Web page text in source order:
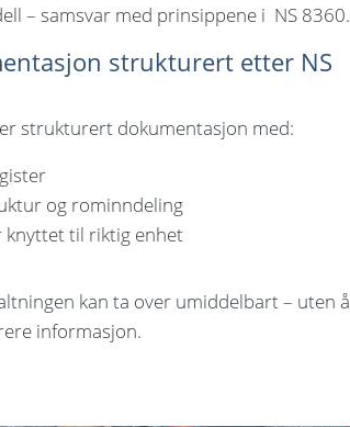
– samsvar med prinsippene i NS 8360.
strukturert etter NS
strukturert dokumentasjon med:
og rominndeling
knyttet til riktig enhet
kan ta over umiddelbart – uten å
informasjon.